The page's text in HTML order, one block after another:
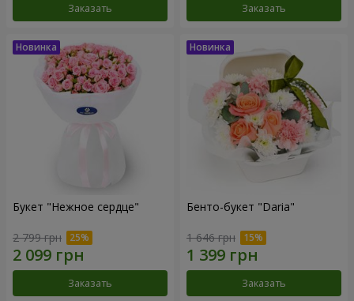
Заказать Заказать
Букет "Нежное сердце"
2 799 грн
Заказать
Бенто-букет "Daria"
1 646 грн
Заказать